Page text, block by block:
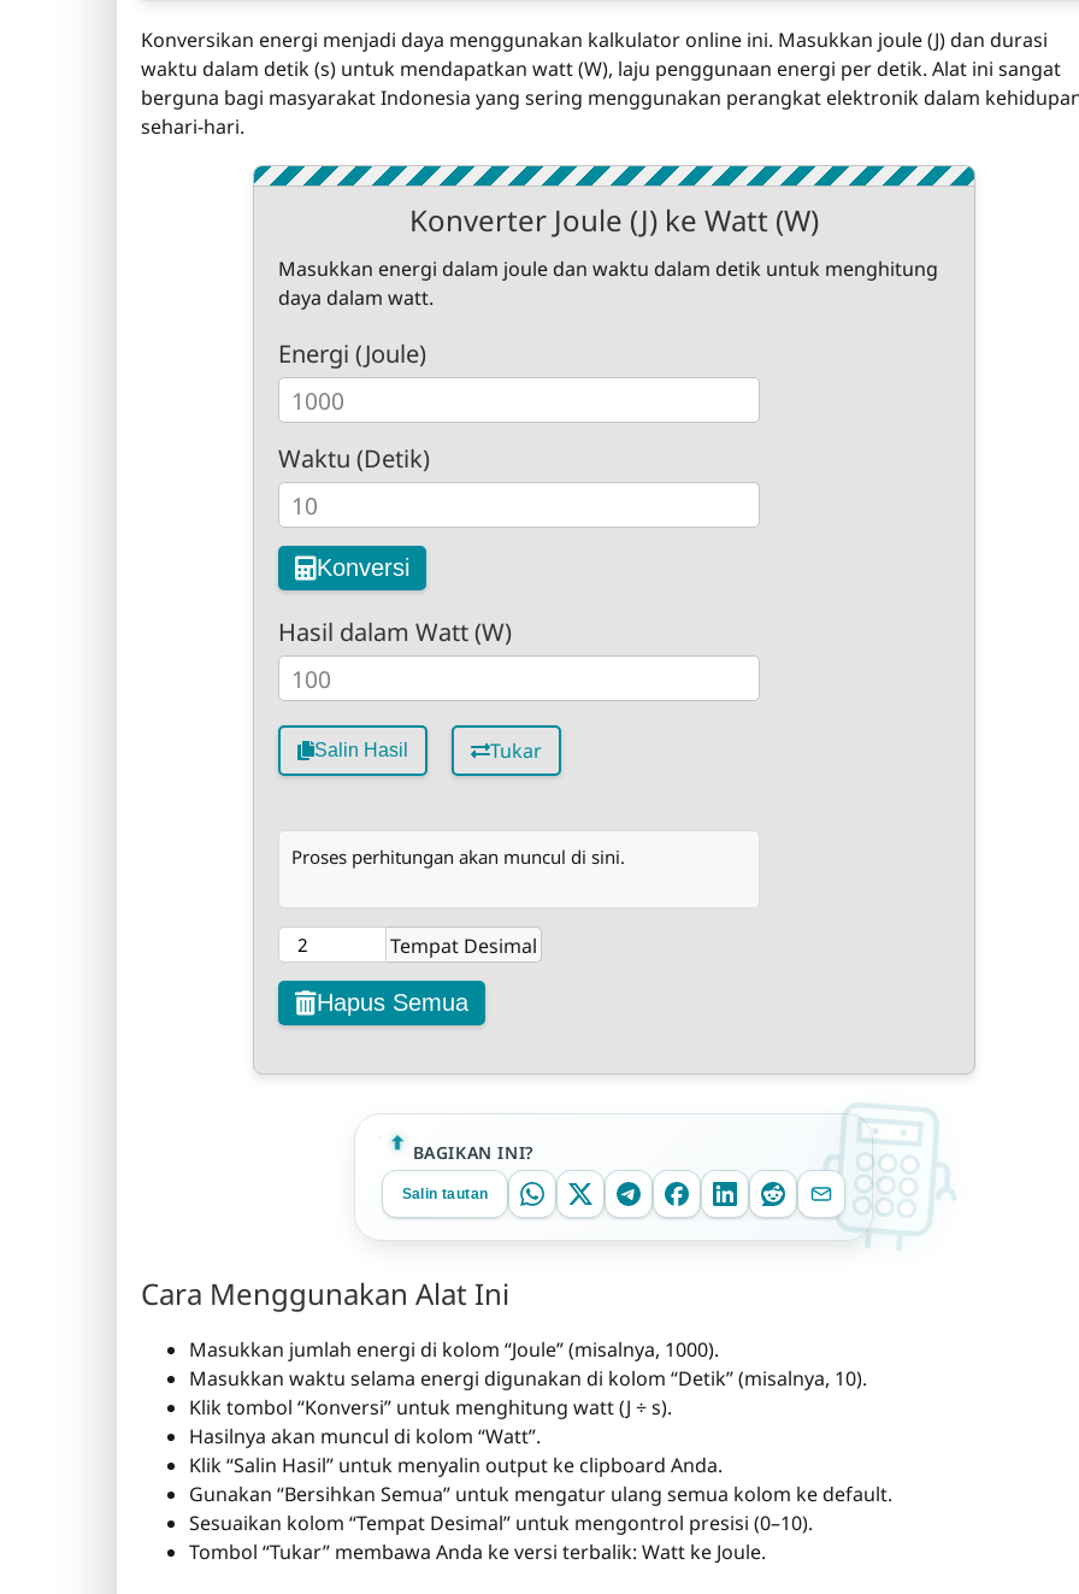
Konversikan energi menjadi daya menggunakan kalkulator online ini. Masukkan joule (J) dan durasi
waktu dalam detik (s) untuk mendapatkan watt (W), laju penggunaan energi per detik. Alat ini sangat
berguna bagi masyarakat Indonesia yang sering menggunakan perangkat elektronik dalam
sehari-hari.
Konverter Joule (J) ke Watt (W)
Masukkan energi dalam joule dan waktu dalam detik untuk menghitung
daya dalam watt.
Energi (Joule)
Waktu (Detik)
Konversi
Hasil dalam Watt (W)
Salin Hasil Tukar
Proses perhitungan akan muncul di sini.
Tempat Desimal
Hapus Semua
BAGIKAN INI?
Salin tautan
Cara Menggunakan Alat Ini
Masukkan jumlah energi di kolom “Joule” (misalnya, 1000).
Masukkan waktu selama energi digunakan di kolom “Detik” (misalnya, 10).
Klik tombol “Konversi” untuk menghitung watt (J ÷ s).
Hasilnya akan muncul di kolom “Watt”.
Klik “Salin Hasil” untuk menyalin output ke clipboard Anda.
Gunakan “Bersihkan Semua” untuk mengatur ulang semua kolom ke default.
Sesuaikan kolom “Tempat Desimal” untuk mengontrol presisi (0–10).
Tombol “Tukar” membawa Anda ke versi terbalik: Watt ke Joule.